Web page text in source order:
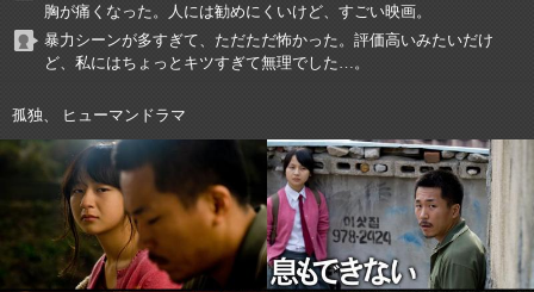
胸が痛くなった。人には勧めにくいけど、すごい映画。
暴力シーンが多すぎて、ただただ怖かった。評価高いみたいだけ
ど、私にはちょっとキツすぎて無理でした…。
孤独、 ヒューマンドラマ